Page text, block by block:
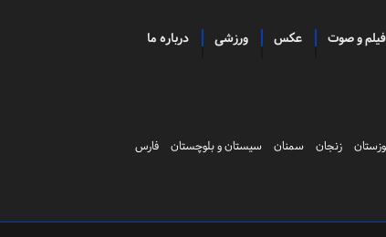
فیلم و صوت عکس ورزشی درباره ما
زنجان سمنان سیستان و بلوچستان
فارس